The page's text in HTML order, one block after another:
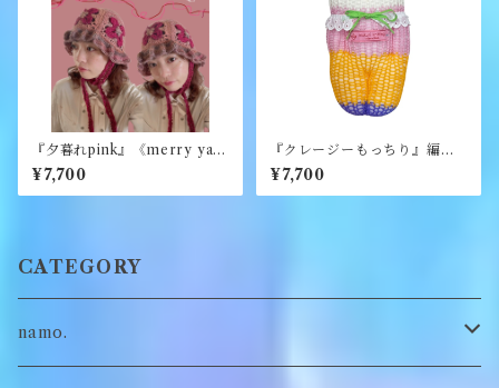
『夕暮れpink』《merry yar
n》
¥7,700
『クレージーもっちり』編み
ぐるみ《むくり》
¥7,700
CATEGORY
namo.